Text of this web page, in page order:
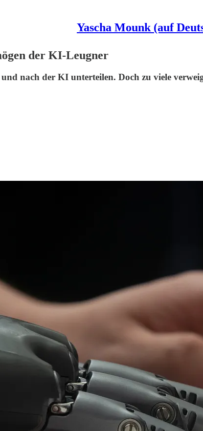
Yascha Mounk (auf
der KI-Leugner
nach der KI unterteilen. Doch zu viele